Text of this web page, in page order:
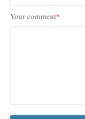
Your comment*